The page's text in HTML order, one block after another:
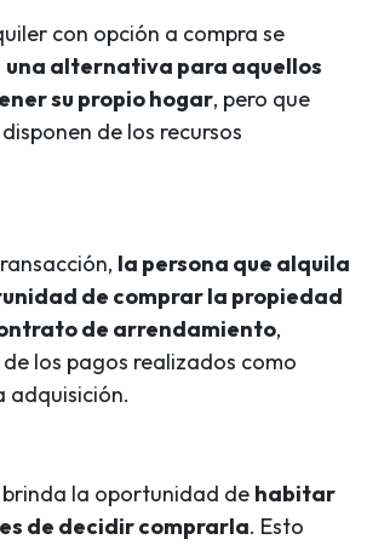
con opción a compra se
una alternativa para aquellos
su propio hogar, pero que
de los recursos
la persona que alquila
de comprar la propiedad
de arrendamiento,
los pagos realizados como
adquisición.
la oportunidad de habitar
de decidir comprarla. Esto